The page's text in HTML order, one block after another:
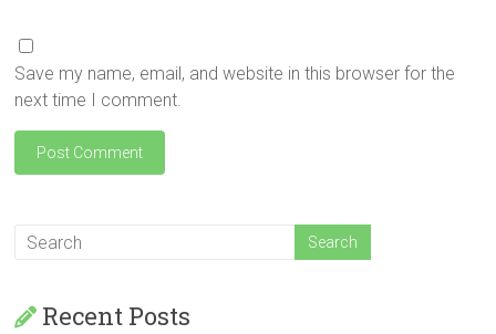
Save my name, email, and website in this browser for the
next time I comment.
Recent Posts